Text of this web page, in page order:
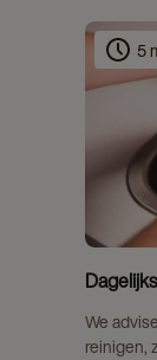
5
We
reinigen,